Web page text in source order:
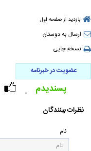
بازدید از صفحه اول
ارسال به دوستان
نسخه چاپی
عضویت در خبرنامه
۰ پسندیدم
نظرات بینندگان
نام